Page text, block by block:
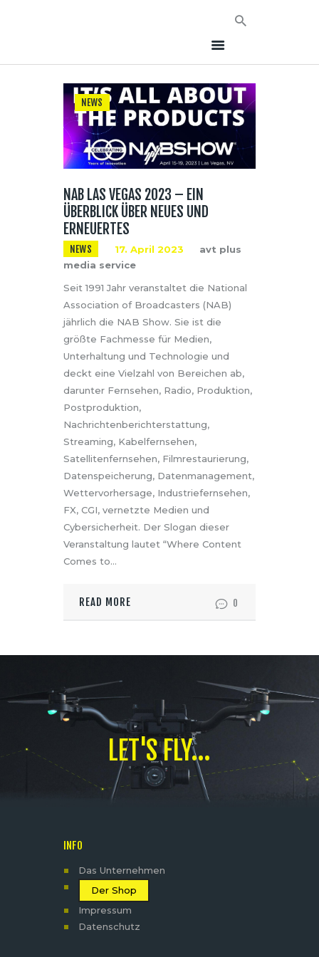
HOME
NEWS
ÜBER AVT
KONTAKT
NEWS
NAB LAS VEGAS 2023 – EIN
ÜBERBLICK ÜBER NEUES UND
ERNEUERTES
NEWS 17. April 2023
avt plus
media service
Seit 1991 Jahr veranstaltet die National
Association of Broadcasters (NAB)
jährlich die NAB Show. Sie ist die
größte Fachmesse für Medien,
Unterhaltung und Technologie und
deckt eine Vielzahl von Bereichen ab,
darunter Fernsehen, Radio, Produktion,
Postproduktion,
Nachrichtenberichterstattung,
Streaming, Kabelfernsehen,
Satellitenfernsehen, Filmrestaurierung,
Datenspeicherung, Datenmanagement,
Wettervorhersage, Industriefernsehen,
FX, CGI, vernetzte Medien und
Cybersicherheit. Der Slogan dieser
Veranstaltung lautet “Where Content
Comes to…
READ MORE 0
LET'S FLY...
INFO
Das Unternehmen
Der Shop
Impressum
Datenschutz